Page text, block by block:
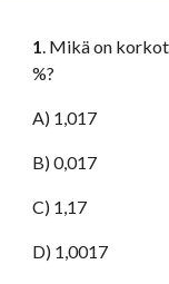
1. Mikä on
%?
A) 1,017
B) 0,017
C) 1,17
D) 1,0017